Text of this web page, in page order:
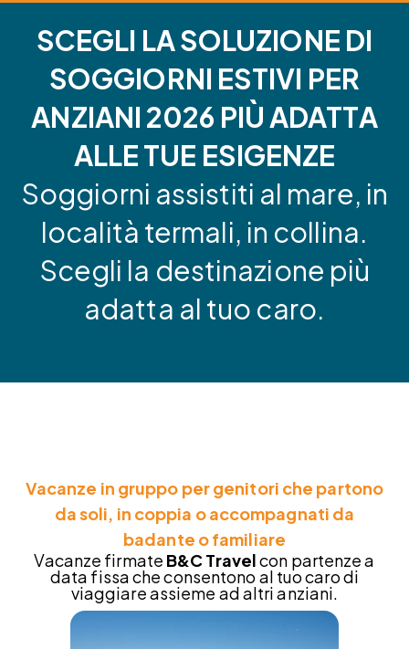
SCEGLI LA SOLUZIONE DI
SOGGIORNI ESTIVI PER
ANZIANI 2026 PIÙ ADATTA
ALLE TUE ESIGENZE
Soggiorni assistiti al mare, in
località termali, in collina.
Scegli la destinazione più
adatta al tuo caro.
Vacanze in gruppo per genitori che partono
da soli, in coppia o accompagnati da
badante o familiare
Vacanze firmate B&C Travelcon partenze a
data fissa che consentono al tuo caro di
viaggiare assieme ad altri anziani.